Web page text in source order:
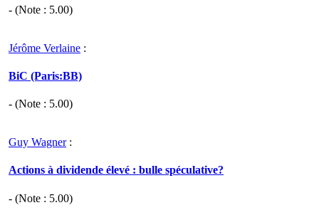
- (Note : 5.00)
Jérôme Verlaine :
BiC (Paris:BB)
- (Note : 5.00)
Guy Wagner:
Actions à dividende élevé : bulle spéculative?
- (Note : 5.00)